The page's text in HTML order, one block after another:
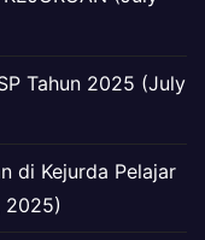
Tahun 2025 (July
di Kejurda Pelajar
2025)